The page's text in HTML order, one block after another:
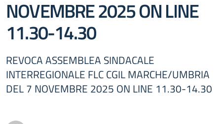
NOVEMBRE 2025 ON LINE
11.30-14.30
REVOCA ASSEMBLEA SINDACALE
INTERREGIONALE FLC CGIL MARCHE/UMBRIA
DEL 7 NOVEMBRE 2025 ON LINE 11.30-14.30